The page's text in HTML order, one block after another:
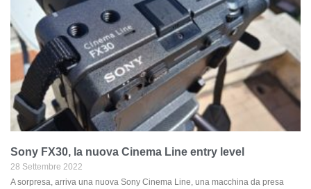
Sony FX30, la nuova Cinema Line entry level
28 Settembre 2022
A sorpresa, arriva una nuova Sony Cinema Line, una macchina da presa